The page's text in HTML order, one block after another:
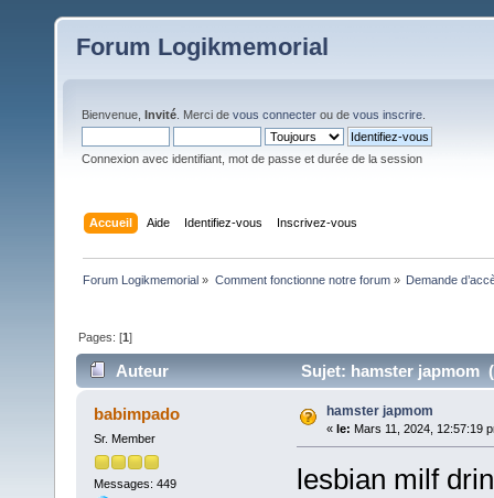
Forum Logikmemorial
Bienvenue, Invité . Merci de vous connecter ou de vous inscrire
Connexion avec identifiant, mot de passe et durée de la session
Accueil Aide Identifiez-vous Inscrivez-vous
Forum Logikmemorial » Comment fonctionne notre forum» Demande
Pages: [1]
Auteur Sujet: hamster japmom
babimpado
Sr. Member
Messages: 449
hamster japmom
« le: Mars 11, 2024, 12:57:19
lesbian milf